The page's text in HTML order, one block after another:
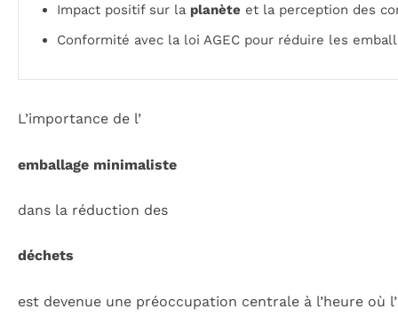
Impact positif sur la planète et la perception des
Conformité avec la loi AGEC pour réduire les
L’importance de l’
emballage minimaliste
dans la réduction des
déchets
est devenue une préoccupation centrale à l’heure